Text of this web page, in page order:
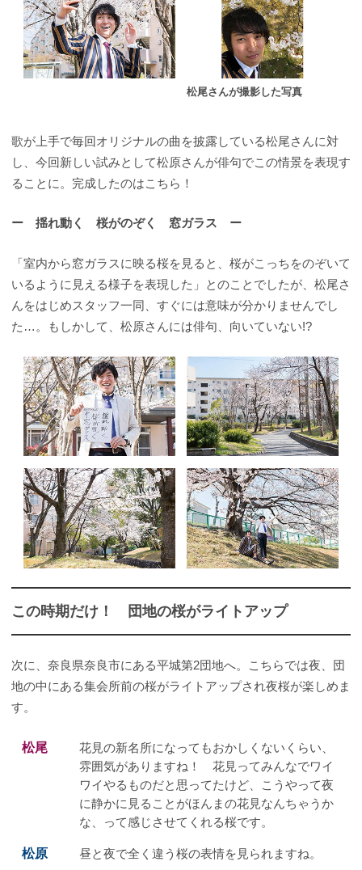
松尾さんが撮影した写真
歌が上手で毎回オリジナルの曲を披露している松尾さんに対
し、今回新しい試みとして松原さんが俳句でこの情景を表現す
ることに。完成したのはこちら！
ー 揺れ動く 桜がのぞく 窓ガラス ー
「室内から窓ガラスに映る桜を見ると、桜がこっちをのぞいて
いるように見える様子を表現した」とのことでしたが、松尾さ
んをはじめスタッフ一同、すぐには意味が分かりませんでし
た…。もしかして、松原さんには俳句、向いていない!?
この時期だけ！ 団地の桜がライトアップ
次に、奈良県奈良市にある平城第2団地へ。こちらでは夜、団
地の中にある集会所前の桜がライトアップされ夜桜が楽しめま
す。
松尾
花見の新名所になってもおかしくないくらい、
雰囲気がありますね！ 花見ってみんなでワイ
ワイやるものだと思ってたけど、こうやって夜
に静かに見ることがほんまの花見なんちゃうか
な、って感じさせてくれる桜です。
松原 昼と夜で全く違う桜の表情を見られますね。